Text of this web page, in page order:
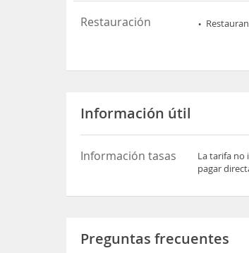
Restauración
Información útil
Información tasas
La tarifa no
pagar
Preguntas frecuentes